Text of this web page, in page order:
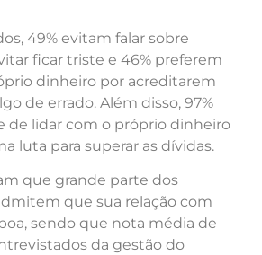
49% evitam falar sobre
ficar triste e 46% preferem
dinheiro por acreditarem
de errado. Além disso, 97%
de lidar com o próprio dinheiro
luta para superar as dívidas.
que grande parte dos
que sua relação com
sendo que nota média de
da gestão do